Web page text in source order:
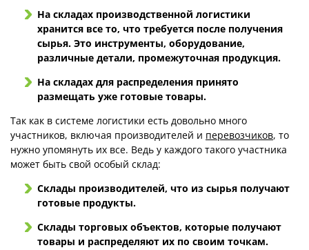
На складах производственной логистики
хранится все то, что требуется после получения
сырья. Это инструменты, оборудование,
различные детали, промежуточная продукция.
На складах для распределения принято
размещать уже готовые товары.
Так как в системе логистики есть довольно много
участников, включая производителей и перевозчиков, то
нужно упомянуть их все. Ведь у каждого такого участника
может быть свой особый склад:
Склады производителей, что из сырья получают
готовые продукты.
Склады торговых объектов, которые получают
товары и распределяют их по своим точкам.